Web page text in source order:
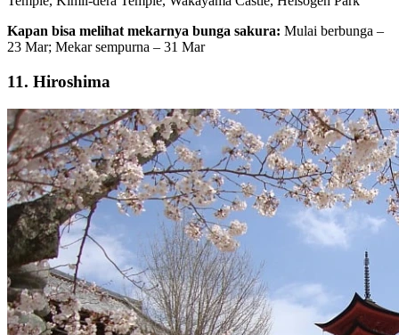
Kapan bisa melihat mekarnya bunga sakura: Mulai berbunga –
23 Mar; Mekar sempurna – 31 Mar
11. Hiroshima